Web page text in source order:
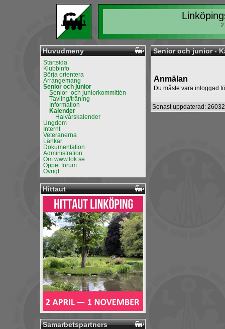
Huvudmeny
Startsida
Klubbinfo
Börja orientera
Arrangemang
Senior och junior
Senior- och juniorkommittén
Tävling/träning
Information
Kalender
Halvårskalender
Ungdom
Internt
Veteranerna
Länkar
Dokumentation
Administration
Om www.lok.se
Öppet forum
Övrigt
Hittaut
Samarbetspartners
Senior och junior -
Anmälan
Du måste vara inloggad
Senast uppdaterad: